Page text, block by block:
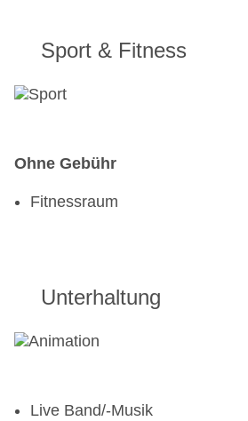
Sport & Fitness
Ohne Gebühr
Fitnessraum
Unterhaltung
Live Band/-Musik